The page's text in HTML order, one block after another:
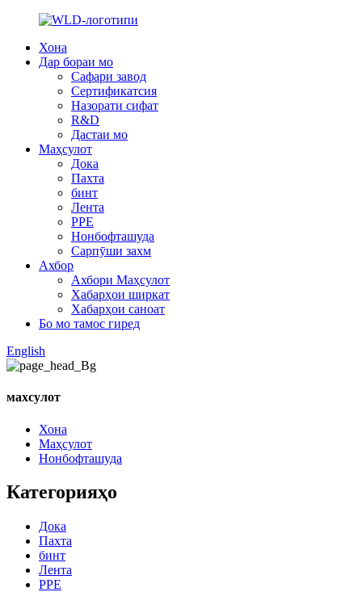
Хона
Дар бораи мо
Сафари завод
Сертификатсия
Назорати сифат
R&D
Дастаи мо
Маҳсулот
Дока
Пахта
бинт
Лента
PPE
Нонбофташуда
Сарпӯши захм
Ахбор
Ахбори Маҳсулот
Хабарҳои ширкат
Хабарҳои саноат
Бо мо тамос гиред
English
махсулот
Хона
Маҳсулот
Нонбофташуда
Категорияҳо
Дока
Пахта
бинт
Лента
PPE